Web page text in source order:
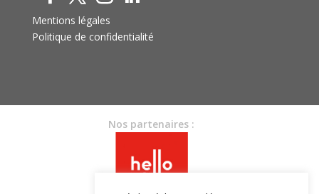
Mentions légales
Politique de confidentialité
Nos partenaires :